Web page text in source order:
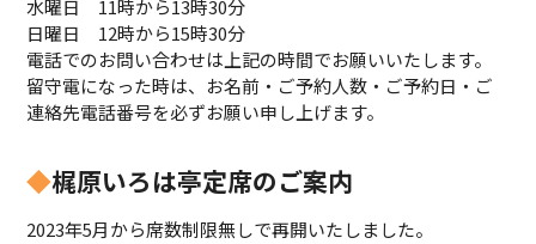
水曜日 11時から13時30分
日曜日 12時から15時30分
電話でのお問い合わせは上記の時間でお願いいたします。
留守電になった時は、お名前・ご予約人数・ご予約日・ご
連絡先電話番号を必ずお願い申し上げます。
◆梶原いろは亭定席のご案内
2023年5月から席数制限無しで再開いたしました。